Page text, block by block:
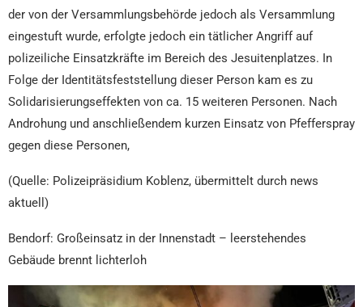
der von der Versammlungsbehörde jedoch als Versammlung
eingestuft wurde, erfolgte jedoch ein tätlicher Angriff auf
polizeiliche Einsatzkräfte im Bereich des Jesuitenplatzes. In
Folge der Identitätsfeststellung dieser Person kam es zu
Solidarisierungseffekten von ca. 15 weiteren Personen. Nach
Androhung und anschließendem kurzen Einsatz von Pfefferspray
gegen diese Personen,
(Quelle: Polizeipräsidium Koblenz, übermittelt durch news
aktuell)
Bendorf: Großeinsatz in der Innenstadt – leerstehendes
Gebäude brennt lichterloh